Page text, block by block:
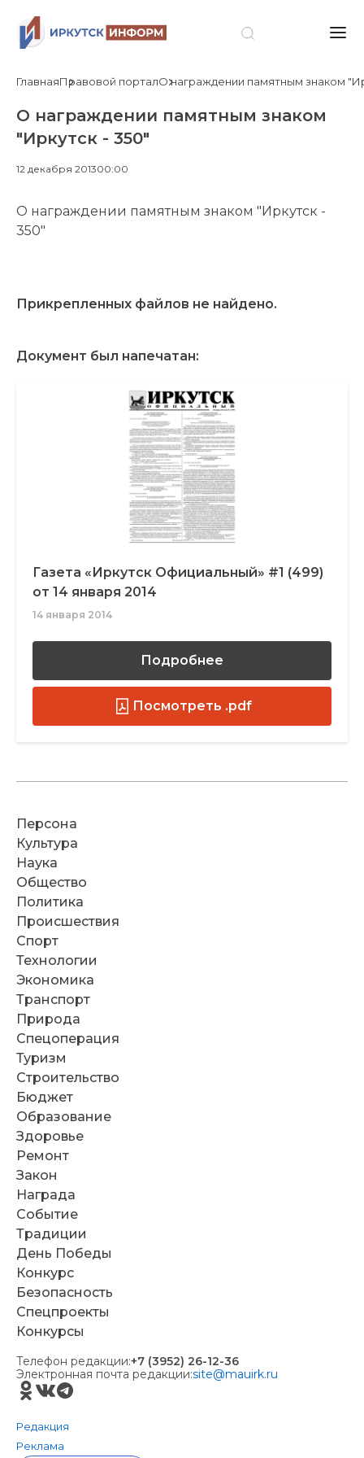
ГлавнаяПравовой порталО награждении памятным знаком
О награждении памятным знаком
"Иркутск - 350"
12 декабря 201300:00
О награждении памятным знаком "Иркутск -
350"
Прикрепленных файлов не найдено.
Документ был напечатан:
Газета «Иркутск Официальный» #1 (499)
от 14 января 2014
14 января 2014
Подробнее
Посмотреть .pdf
Персона
Культура
Наука
Общество
Политика
Происшествия
Спорт
Технологии
Экономика
Транспорт
Природа
Спецоперация
Туризм
Строительство
Бюджет
Образование
Здоровье
Ремонт
Закон
Награда
Событие
Традиции
День Победы
Конкурс
Безопасность
Спецпроекты
Конкурсы
Телефон редакции:+7 (3952) 26-12-36
Электронная почта редакции:site@mauirk.ru
Редакция
Реклама